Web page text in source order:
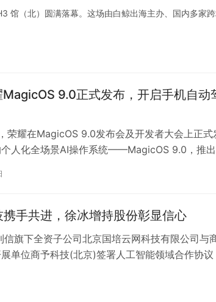
馆（北）圆满落幕。这场由白鲸出海主办、国内多家
9.0正式发布，开启手机自动
荣耀在MagicOS 9.0发布会及开发者大会上正式
个人化全场景AI操作系统——MagicOS 9.0，推
手共进，徐冰增持股份彰显信心
旗下全资子公司北京国培云网科技有限公司与
单位商予科技(北京)签署人工智能领域合作协议